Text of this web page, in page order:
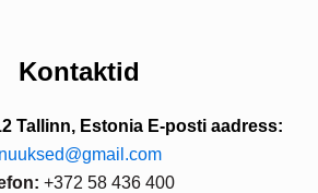
Kontaktid
Tallinn, Estonia E-posti aadress:
+372 58 436 400